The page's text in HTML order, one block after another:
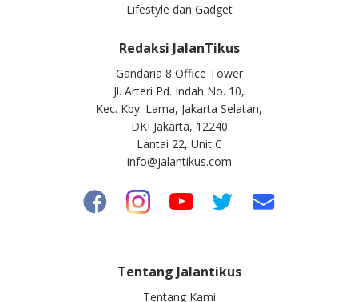
Lifestyle dan Gadget
Redaksi JalanTikus
Gandaria 8 Office Tower
Jl. Arteri Pd. Indah No. 10,
Kec. Kby. Lama, Jakarta Selatan,
DKI Jakarta, 12240
Lantai 22, Unit C
info@jalantikus.com
Tentang Jalantikus
Tentang Kami